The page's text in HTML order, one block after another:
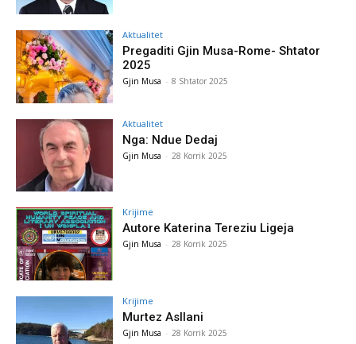
Aktualitet
Pregaditi Gjin Musa-Rome- Shtator
2025
Gjin Musa - 8 Shtator 2025
Aktualitet
Nga: Ndue Dedaj
Gjin Musa - 28 Korrik 2025
Krijime
Autore Katerina Tereziu Ligeja
Gjin Musa - 28 Korrik 2025
Krijime
Murtez Asllani
Gjin Musa - 28 Korrik 2025